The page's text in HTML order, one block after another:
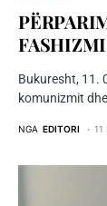
Bukuresht, 11.
komunizmit
NGA EDITORI 11